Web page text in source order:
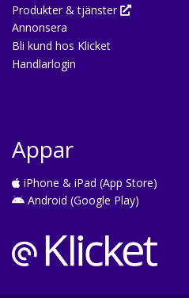
Produkter & tjänster
Annonsera
Bli kund hos Klicket
Handlarlogin
Appar
iPhone & iPad (App Store)
Android (Google Play)